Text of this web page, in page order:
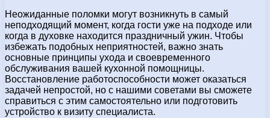
Неожиданные поломки могут возникнуть в самый
неподходящий момент, когда гости уже на подходе или
когда в духовке находится праздничный ужин. Чтобы
избежать подобных неприятностей, важно знать
основные принципы ухода и своевременного
обслуживания вашей кухонной помощницы.
Восстановление работоспособности может оказаться
задачей непростой, но с нашими советами вы сможете
справиться с этим самостоятельно или подготовить
устройство к визиту специалиста.